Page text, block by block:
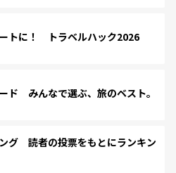
トに！ トラベルハック2026
ド みんなで選ぶ、旅のベスト。
グ 読者の投票をもとにランキン